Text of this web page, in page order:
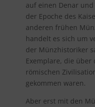
auf einen Denar und
der Epoche des
anderen frühen
handelt es sich um
der Münzhistoriker
Exemplare, die über
römischen
gekommen waren.
Aber erst mit den